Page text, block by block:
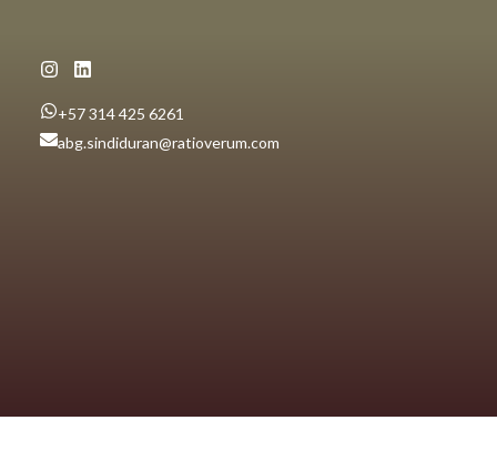
+57 314 425 6261
abg.sindiduran@ratioverum.com